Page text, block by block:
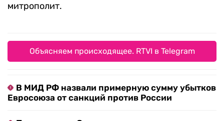
митрополит.
Объясняем происходящее. RTVI в Telegram
В МИД РФ назвали примерную сумму убытков
Евросоюза от санкций против России